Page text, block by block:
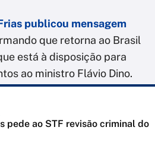
publicou mensagem
que retorna ao Brasil
está à disposição para
ao ministro Flávio Dino.
pede ao STF revisão criminal do